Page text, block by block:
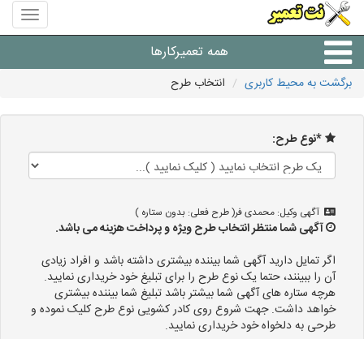
منوی
سایت
تعمیر
همه تعمیرکارها
برگشت به محیط کاربری انتخاب طرح
*نوع طرح:
آگهی وکیل: محمدی فر( طرح فعلی: بدون ستاره )
آگهی شما منتظر انتخاب طرح ویژه و پرداخت هزینه می باشد.
اگر تمایل دارید آگهی شما بیننده بیشتری داشته باشد و افراد زیادی
آن را ببینند، حتما یک نوع طرح را برای تبلیغ خود خریداری نمایید.
هرچه ستاره های آگهی شما بیشتر باشد تبلیغ شما بیننده بیشتری
خواهد داشت. جهت شروع روی کادر کشویی نوع طرح کلیک نموده و
طرحی به دلخواه خود خریداری نمایید.